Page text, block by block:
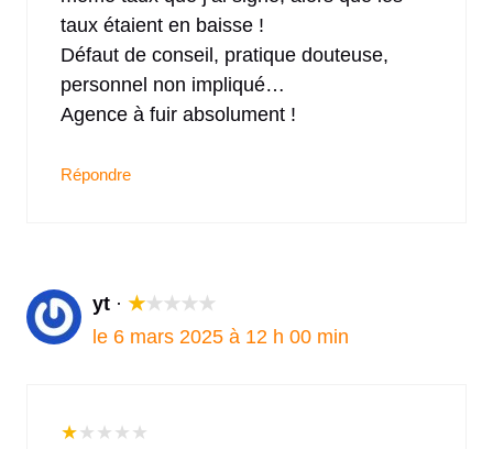
taux étaient en baisse !
Défaut de conseil, pratique douteuse,
personnel non impliqué…
Agence à fuir absolument !
Répondre
yt · ★★★★★
le 6 mars 2025 à 12 h 00 min
★★ ★ ★ ★